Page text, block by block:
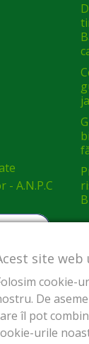
A.N.P.C
site web
cookie-
De
îl pot
urile